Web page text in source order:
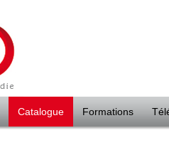
Catalogue Formations